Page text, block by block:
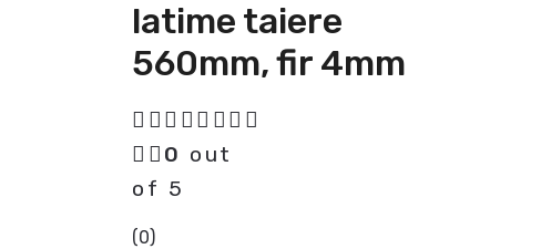
latime taiere
560mm, fir 4mm
0 out
of 5
(0)